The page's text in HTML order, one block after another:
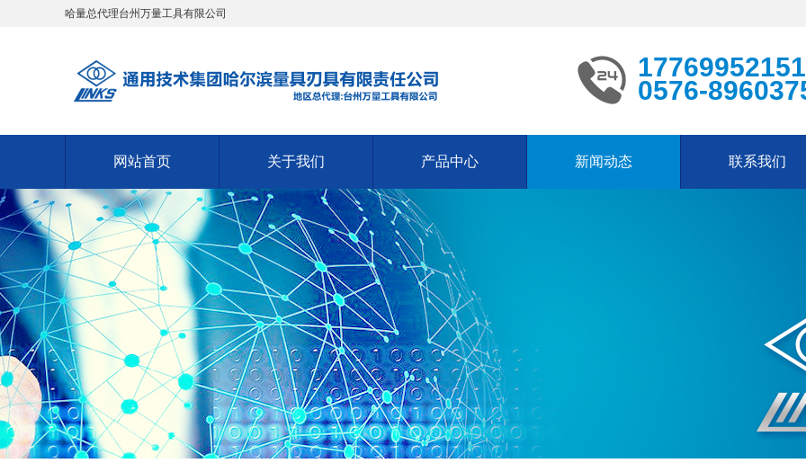
哈量总代理台州万量工具有限公司
17769952151
0576-
网站首页 关于我们 产品中心 新闻动态 联系我们